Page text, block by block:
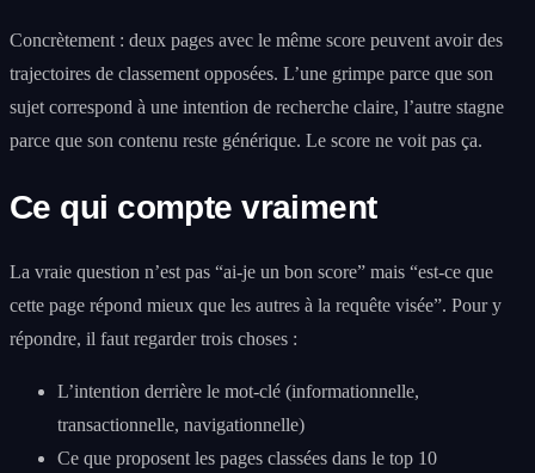
Concrètement : deux pages avec le même score peuvent avoir des
trajectoires de classement opposées. L’une grimpe parce que son
sujet correspond à une intention de recherche claire, l’autre stagne
parce que son contenu reste générique. Le score ne voit pas ça.
Ce qui compte vraiment
La vraie question n’est pas “ai-je un bon score” mais “est-ce que
cette page répond mieux que les autres à la requête visée”. Pour y
répondre, il faut regarder trois choses :
L’intention derrière le mot-clé (informationnelle,
transactionnelle, navigationnelle)
Ce que proposent les pages classées dans le top 10